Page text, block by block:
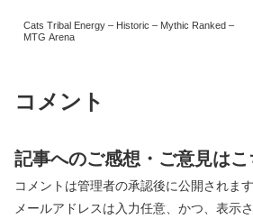
Cats Tribal Energy – Historic – Mythic Ranked –
MTG Arena
コメント
記事へのご感想・ご意見はこ
コメントは管理者の承認後に公開されます
メールアドレスは入力任意、かつ、表示